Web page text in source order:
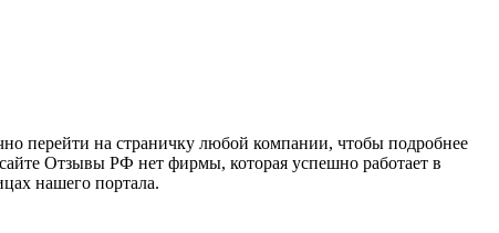
перейти на страничку любой компании, чтобы подробнее
Отзывы РФ нет фирмы, которая успешно работает в
нашего портала.